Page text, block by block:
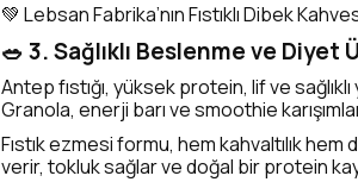
💚 Lebsan Fabrika’nın Fıstıklı Dibek
🥗 3. Sağlıklı Beslenme ve Diyet
Antep fıstığı, yüksek protein, lif ve
Granola, enerji barı ve smoothie
Fıstık ezmesi formu, hem kahvaltılık
verir, tokluk sağlar ve doğal bir protein